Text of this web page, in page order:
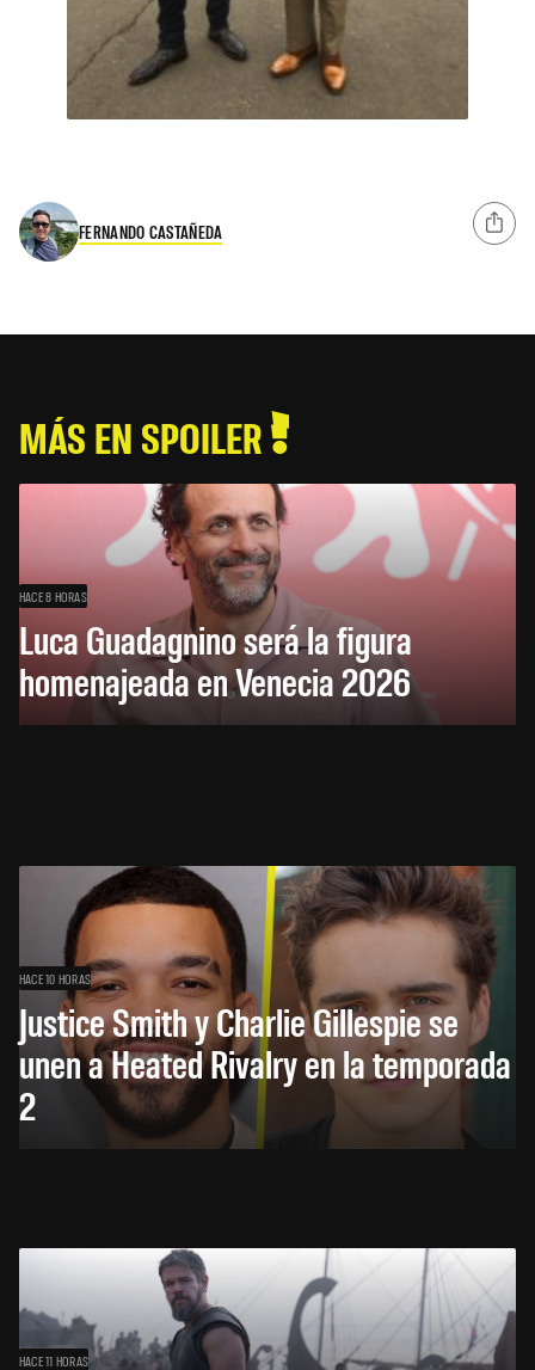
FERNANDO CASTAÑEDA
MÁS EN SPOILER
HACE 8 HORAS
Luca Guadagnino será la figura
homenajeada en Venecia 2026
HACE 10 HORAS
Justice Smith y Charlie Gillespie se
unen a Heated Rivalry en la temporada
2
HACE 11 HORAS